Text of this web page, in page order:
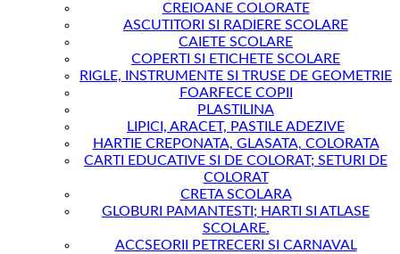
CREIOANE COLORATE
ASCUTITORI SI RADIERE SCOLARE
CAIETE SCOLARE
COPERTI SI ETICHETE SCOLARE
RIGLE, INSTRUMENTE SI TRUSE DE GEOMETRIE
FOARFECE COPII
PLASTILINA
LIPICI, ARACET, PASTILE ADEZIVE
HARTIE CREPONATA, GLASATA, COLORATA
CARTI EDUCATIVE SI DE COLORAT; SETURI DE
COLORAT
CRETA SCOLARA
GLOBURI PAMANTESTI; HARTI SI ATLASE
SCOLARE.
ACCSEORII PETRECERI SI CARNAVAL